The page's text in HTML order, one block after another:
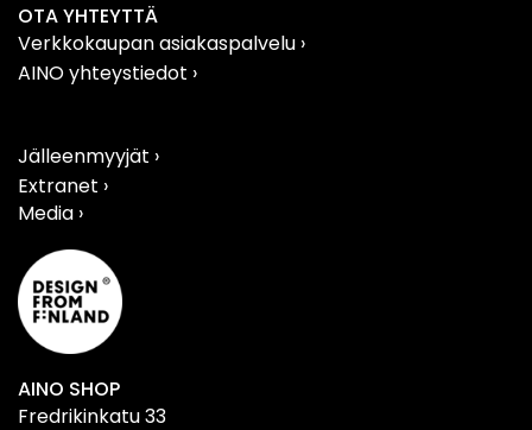
OTA YHTEYTTÄ
Verkkokaupan asiakaspalvelu ›
AINO yhteystiedot ›
Jälleenmyyjät ›
Extranet ›
Media ›
AINO SHOP
Fredrikinkatu 33